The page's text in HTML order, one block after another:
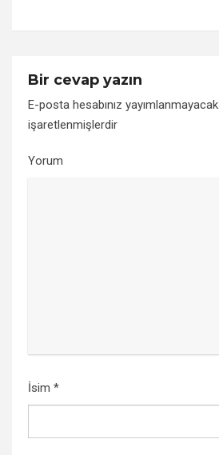
Bir cevap yazın
E-posta hesabınız yayımlanmayacak.
işaretlenmişlerdir
Yorum
İsim *